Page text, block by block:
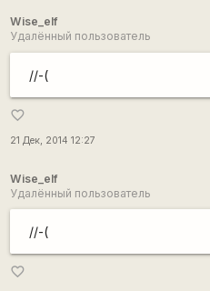
Wise_elf
Удалённый пользователь
//-(
favorite_border
21 Дек, 2014 12:27
Wise_elf
Удалённый пользователь
//-(
favorite_border